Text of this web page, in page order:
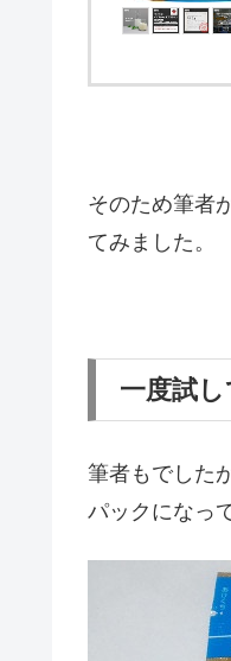
そのため筆者
てみました。
一度試
筆者もでした
パックになっ